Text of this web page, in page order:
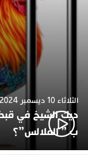
الثلاثاء 10 ديسمبر 2024 - 4:54
ديك الشيخ في
ب ” الفلالس”؟